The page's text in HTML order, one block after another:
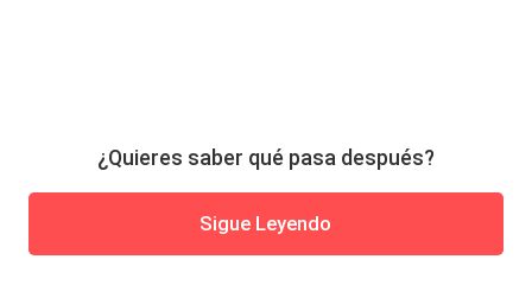
¿Quieres saber qué pasa después?
Sigue Leyendo